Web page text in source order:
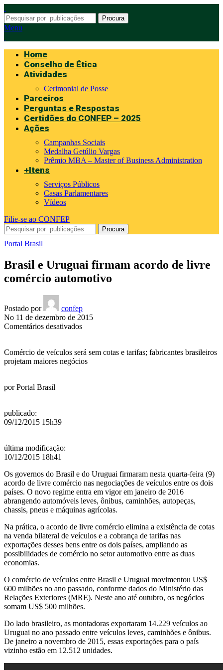
Procura
Menu
Home
Conselho de Ética
Atividades
Cerimonial de Posse
Parceiros
Perguntas e Respostas
Certidões do CONFEP – 2025
Ações
Campanhas Sociais
Medalha Getúlio Vargas
Prêmio MBA – Master of Business Administration
+Itens
Serviços Públicos
Casas Parlamentares
Vídeos
Filie-se ao CONFEP
Procura
Portal Brasil
Brasil e Uruguai firmam acordo de livre
comércio automotivo
Postado por
confep
No 11 de dezembro de 2015
Comentários desativadosem
Uruguai
firmam
Comércio de veículos será sem cotas e tarifas; fabricantes brasileiros
projetam maiores negócios
porPortal Brasil
publicado:
09/12/2015 15h39
última modificação:
10/12/2015 18h41
Os governos do Brasil e do Uruguai firmaram nesta quarta-feira (9)
acordo de livre comércio nas negociações de veículos entre os dois
países. O novo regime entra em vigor em janeiro de 2016
abrangendo automóveis leves, ônibus, caminhões, autopeças,
chassis, pneus e máquinas agrícolas.
Na prática, o acordo de livre comércio elimina a existência de cotas
na venda bilateral de veículos e a cobrança de tarifas nas
exportações desses bens entre os dois países, ampliando as
possibilidades de comércio no setor automotivo entre as duas
economias.
O comércio de veículos entre Brasil e Uruguai movimentou US$
600 milhões no ano passado, conforme dados do Ministério das
Relações Exteriores (MRE). Neste ano até outubro, os negócios
somam US$ 500 milhões.
Do lado brasileiro, as montadoras exportaram 14.229 veículos ao
Uruguai no ano passado entre veículos leves, caminhões e ônibus.
De janeiro a novembro de 2015, essas exportações para o país
vizinho estão em 12.512 unidades.